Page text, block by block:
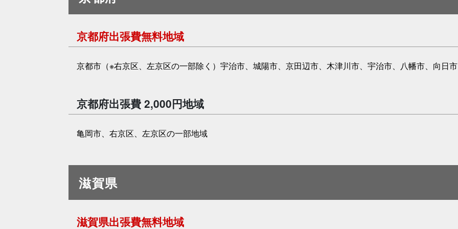
京都府出張費無料地域
京都市（※右京区、左京区の一部除く）宇治市、城陽市、京田辺市、木津川市、宇治市、八幡市、向日市
京都府出張費 2,000円地域
亀岡市、右京区、左京区の一部地域
滋賀県
滋賀県出張費無料地域